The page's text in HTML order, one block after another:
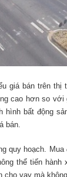
giá bán trên
cao hơn so
hình bất động
bán.
quy hoạch.
thể tiến
vay mà